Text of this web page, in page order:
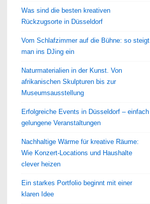
Was sind die besten kreativen
Rückzugsorte in Düsseldorf
Vom Schlafzimmer auf die Bühne: so steigt
man ins DJing ein
Naturmaterialien in der Kunst. Von
afrikanischen Skulpturen bis zur
Museumsausstellung
Erfolgreiche Events in Düsseldorf – einfach
gelungene Veranstaltungen
Nachhaltige Wärme für kreative Räume:
Wie Konzert-Locations und Haushalte
clever heizen
Ein starkes Portfolio beginnt mit einer
klaren Idee